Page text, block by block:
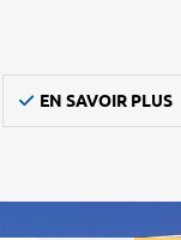
EN SAVOIR PLUS